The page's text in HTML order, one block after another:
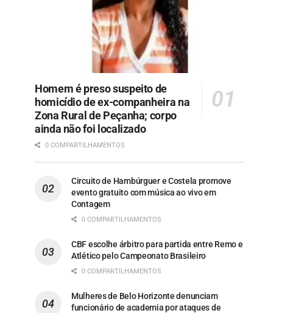
Homem é preso suspeito de
homicídio de ex-companheira na
Zona Rural de Peçanha; corpo
ainda não foi localizado
0 COMPARTILHAMENTOS
Circuito de Hambúrguer e Costela promove
evento gratuito com música ao vivo em
Contagem
0 COMPARTILHAMENTOS
CBF escolhe árbitro para partida entre Remo e
Atlético pelo Campeonato Brasileiro
0 COMPARTILHAMENTOS
Mulheres de Belo Horizonte denunciam
funcionário de academia por ataques de